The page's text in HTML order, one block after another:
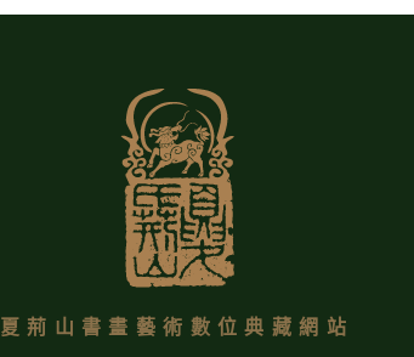
夏荊山書畫藝術數位典藏網站